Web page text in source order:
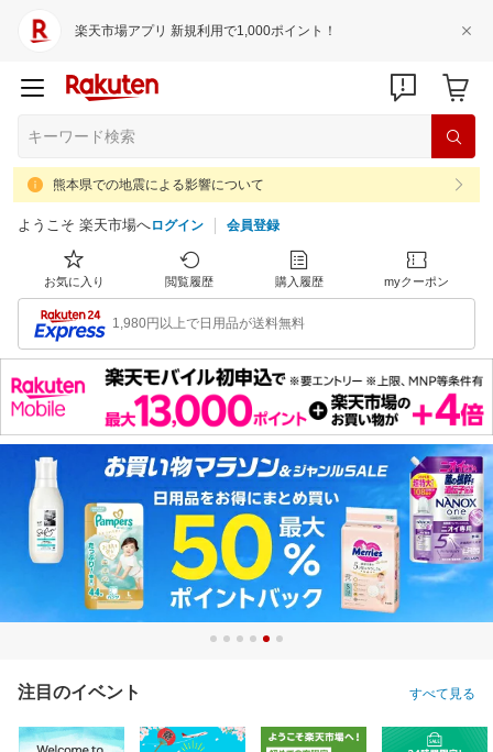
楽天市場アプリ 新規利用で1,000ポイント！
熊本県での地震による影響について
ようこそ 楽天市場へログイン 会員登録
お気に入り 閲覧履歴 購入履歴 myクーポン
1,980円以上で日用品が送料無料
注目のイベント すべて見る